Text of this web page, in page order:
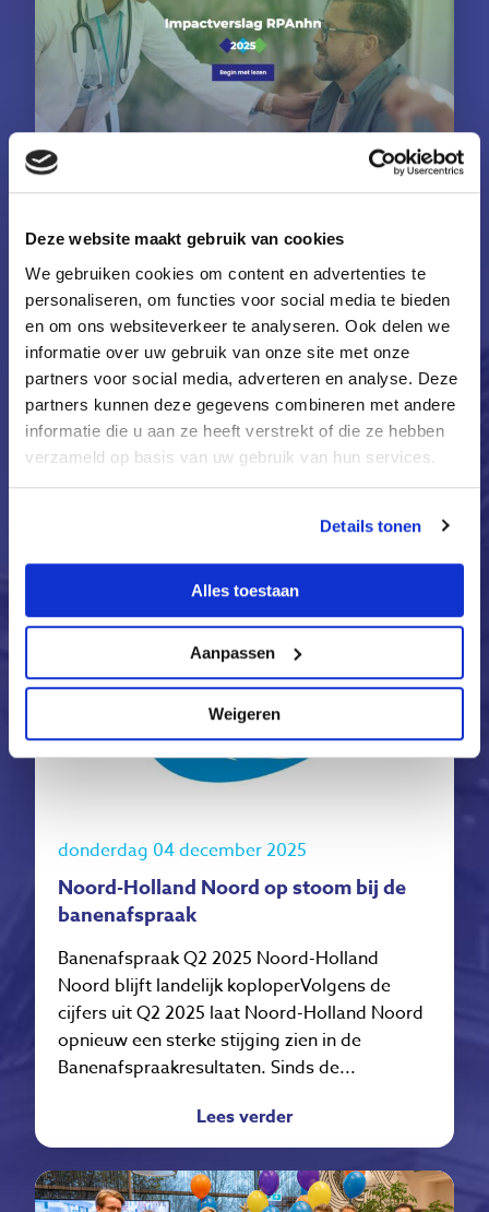
Deze website maakt gebruik van cookies
We gebruiken cookies om content en advertenties te
personaliseren, om functies voor social media te bieden
en om ons websiteverkeer te analyseren. Ook delen we
informatie over uw gebruik van onze site met onze
partners voor social media, adverteren en analyse. Deze
partners kunnen deze gegevens combineren met andere
informatie die u aan ze heeft verstrekt of die ze hebben
verzameld op basis van uw gebruik van hun services.
Details tonen
Alles toestaan
Aanpassen
Weigeren
dinsdag 17 maart 2026
Impactverslag RPAnhn 2025
Impactverslag RPAnhn 2025 laat zien hoe
regionale samenwerking het verschil maakt
Het nieuwe impactverslag 2025 van RPAnhn
staat online. In dit digitale verslag laten we
zien hoe we samen met...
Lees verder
donderdag 04 december 2025
Noord-Holland Noord op stoom bij de
banenafspraak
Banenafspraak Q2 2025 Noord-Holland
Noord blijft landelijk koploperVolgens de
cijfers uit Q2 2025 laat Noord-Holland Noord
opnieuw een sterke stijging zien in de
Banenafspraakresultaten. Sinds de...
Lees verder